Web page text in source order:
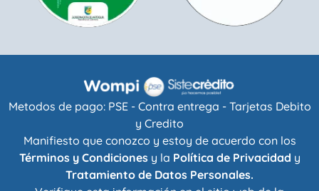
Metodos de pago: PSE - Contra entrega - Tarjetas Debito
y Credito
Manifiesto que conozco y estoy de acuerdo con los
Términos y Condicionesy la Política de Privacidad y
Tratamiento de Datos Personales.